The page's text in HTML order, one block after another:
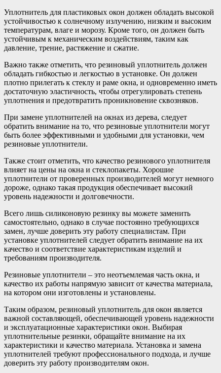
Уплотнитель для пластиковых окон должен обладать высокой
устойчивостью к солнечному излучению, низким и высоким
температурам, влаге и морозу. Кроме того, он должен быть
устойчивым к механическим воздействиям, таким как
давление, трение, растяжение и сжатие.
Важно также отметить, что резиновый уплотнитель должен
обладать гибкостью и легкостью в установке. Он должен
плотно прилегать к стеклу и раме окна, и одновременно иметь
достаточную эластичность, чтобы отрегулировать степень
уплотнения и предотвратить проникновение сквозняков.
При замене уплотнителей на окнах из дерева, следует
обратить внимание на то, что резиновые уплотнители могут
быть более эффективными и удобными для установки, чем
резиновые уплотнители.
Также стоит отметить, что качество резинового уплотнителя
влияет на цены на окна и стеклопакеты. Хорошие
уплотнители от проверенных производителей могут немного
дороже, однако такая продукция обеспечивает высокий
уровень надежности и долговечности.
Всего лишь силиконовую резинку вы можете заменить
самостоятельно, однако в случае постоянно требующихся
замен, лучше доверить эту работу специалистам. При
установке уплотнителей следует обратить внимание на их
качество и соответствие характеристикам изделий и
требованиям производителя.
Резиновые уплотнители – это неотъемлемая часть окна, и
качество их работы напрямую зависит от качества материала,
на котором они изготовлены и установлены.
Таким образом, резиновый уплотнитель для окон является
важной составляющей, обеспечивающей уровень надежности
и эксплуатационные характеристики окон. Выбирая
уплотнительные резинки, обращайте внимание на их
характеристики и качество материала. Установка и замена
уплотнителей требуют профессионального подхода, и лучше
доверить эту работу производителям окон.